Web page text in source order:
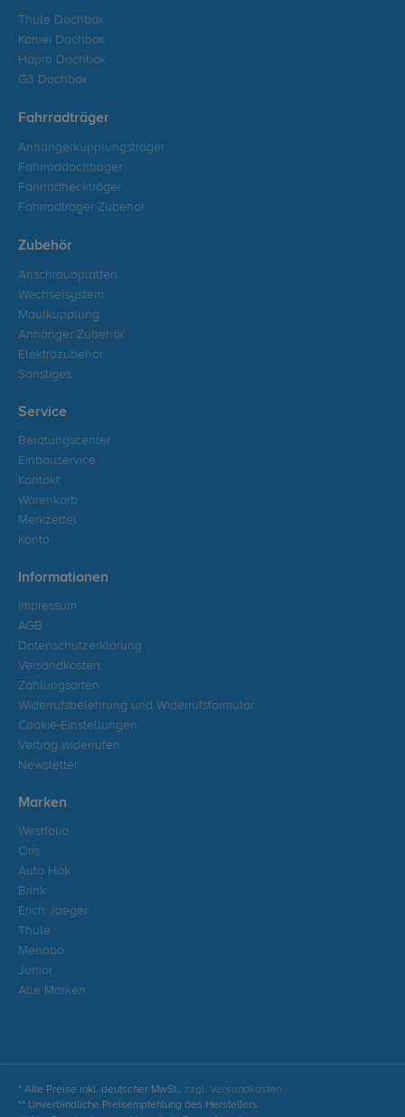
Thule Dachbox
Kamei Dachbox
Hapro Dachbox
G3 Dachbox
Fahrradträger
Anhängerkupplungsträger
Fahrraddachträger
Fahrradheckträger
Fahrradträger Zubehör
Zubehör
Anschraubplatten
Wechselsystem
Maulkupplung
Anhänger Zubehör
Elektrozubehör
Sonstiges
Service
Beratungscenter
Einbauservice
Kontakt
Warenkorb
Merkzettel
Konto
Informationen
Impressum
AGB
Datenschutzerklärung
Versandkosten
Zahlungsarten
Widerrufsbelehrung und Widerrufsformular
Cookie-Einstellungen
Vertrag widerrufen
Newsletter
Marken
Westfalia
Oris
Auto Hak
Brink
Erich Jaeger
Thule
Menabo
Junior
Alle Marken
* Alle Preise inkl. deutscher MwSt., zzgl. Versandkosten
** Unverbindliche Preisempfehlung des Herstellers